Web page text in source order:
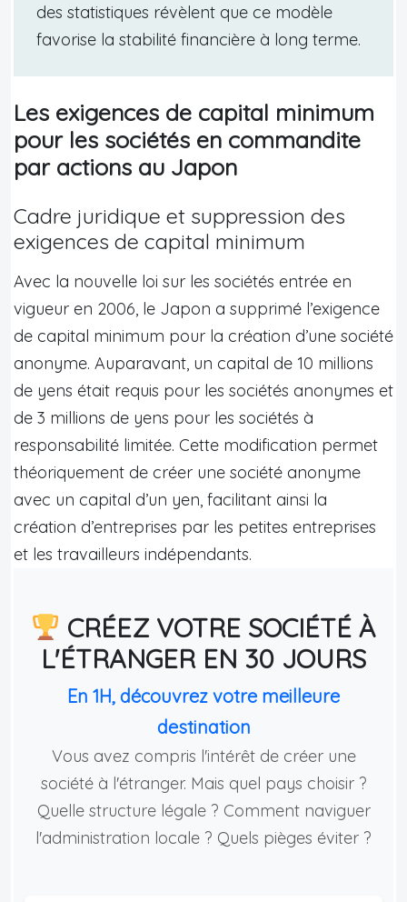
des statistiques révèlent que ce modèle
favorise la stabilité financière à long terme.
Les exigences de capital minimum
pour les sociétés en commandite
par actions au Japon
Cadre juridique et suppression des
exigences de capital minimum
Avec la nouvelle loi sur les sociétés entrée en
vigueur en 2006, le Japon a supprimé l’exigence
de capital minimum pour la création d’une société
anonyme. Auparavant, un capital de 10 millions
de yens était requis pour les sociétés anonymes et
de 3 millions de yens pour les sociétés à
responsabilité limitée. Cette modification permet
théoriquement de créer une société anonyme
avec un capital d’un yen, facilitant ainsi la
création d’entreprises par les petites entreprises
et les travailleurs indépendants.
CRÉEZ VOTRE SOCIÉTÉ À
L'ÉTRANGER EN 30 JOURS
En 1H, découvrez votre meilleure
destination
Vous avez compris l'intérêt de créer une
société à l'étranger. Mais quel pays choisir ?
Quelle structure légale ? Comment naviguer
l'administration locale ? Quels pièges éviter ?